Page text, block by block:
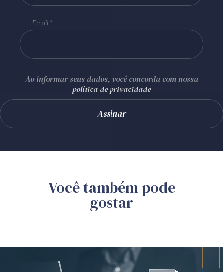
Email
Ao informar seus dados, você concorda com nossa
política de privacidade
Você também pode
gostar